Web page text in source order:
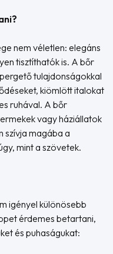
nem véletlen: elegáns
tisztíthatók is. A bőr
tulajdonságokkal
kiömlött italokat
ruhával. A bőr
vagy háziállatok
szívja magába a
mint a szövetek.
igényel különösebb
érdemes betartani,
és puhaságukat: